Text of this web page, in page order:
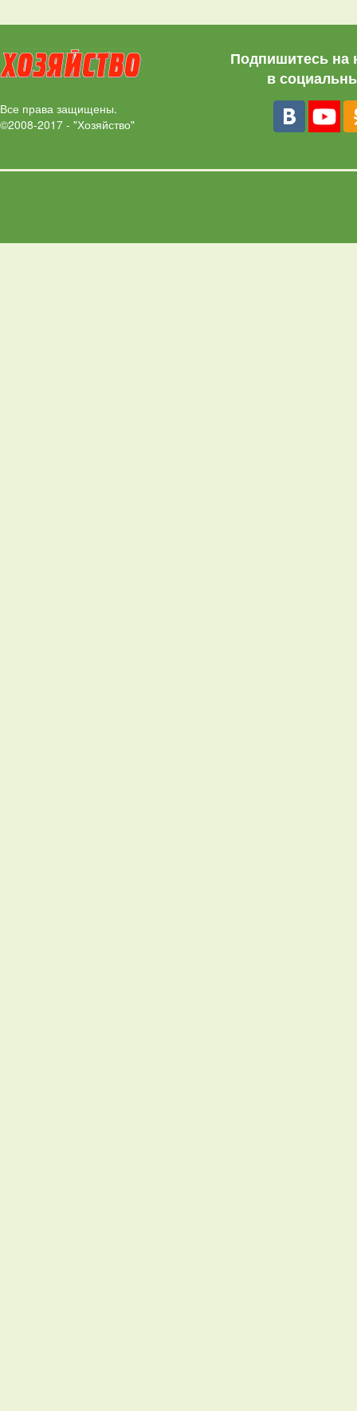
Все права защищены.
©2008-2017 - "Хозяйство"
Подпишитесь на
в